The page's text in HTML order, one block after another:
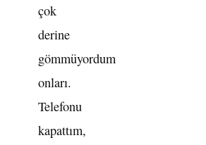
çok
derine
gömmüyordum
onları.
Telefonu
kapattım,